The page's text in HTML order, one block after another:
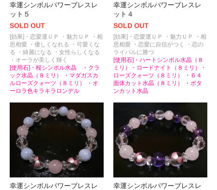
幸運シンボルパワーブレスレ
ット５
SOLD OUT
[効果]・恋愛運ＵＰ ・魅力ＵＰ ・相
思相愛 ・優しくなれる ・可愛くな
る ・綺麗になる ・女性らしくなる
・オーラが美しく輝く
[使用石]・桜シンボル水晶 ・クラ
ック水晶（８ミリ） ・マダガスカ
ルローズクォーツ（８ミリ） ・オ
ーロラ色キラキラロンデル
幸運シンボルパワーブレスレ
ット４
SOLD OUT
[効果]・恋愛運ＵＰ ・魅力ＵＰ ・相
思相愛 ・恋愛に自信がつく ・恋の
ライバルに勝つ
[使用石]・ハートシンボル水晶（８
ミリ）・ロードナイト（８ミリ）・
ローズクォーツ（８ミリ） ・６４
面体カット水晶（８ミリ） ・ボタ
ンカット水晶
幸運シンボルパワーブレスレ
幸運シンボルパワーブレスレ